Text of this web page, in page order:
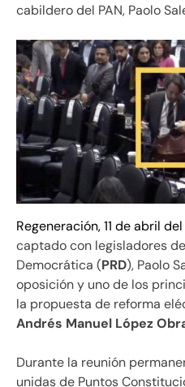
cabildero del PAN, Paolo
Regeneración, 11 de abril
captado con legisladores
Democrática (PRD), Paolo
oposición y uno de los
la propuesta de reforma
Andrés Manuel López
Durante la reunión
unidas de Puntos